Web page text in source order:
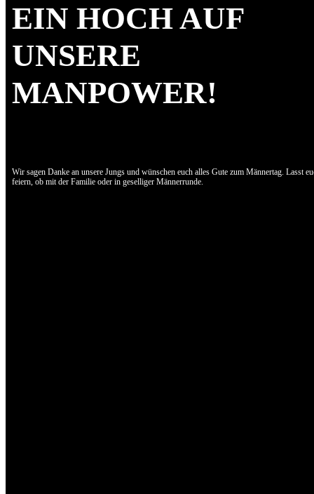
EIN HOCH AUF
UNSERE
MANPOWER!
Wir sagen Danke an unsere Jungs und wünschen euch alles Gute zum Männertag. Lasst
feiern, ob mit der Familie oder in geselliger Männerrunde.